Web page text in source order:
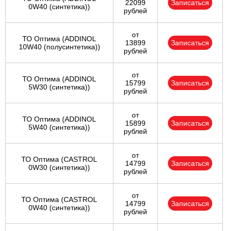
0W40 (синтетика))
22099
рублей
Записаться
ТО Оптима (ADDINOL
10W40 (полусинтетика))
от
13899
рублей
Записаться
ТО Оптима (ADDINOL
5W30 (синтетика))
от
15799
рублей
Записаться
ТО Оптима (ADDINOL
5W40 (синтетика))
от
15899
рублей
Записаться
ТО Оптима (CASTROL
0W30 (синтетика))
от
14799
рублей
Записаться
ТО Оптима (CASTROL
0W40 (синтетика))
от
14799
рублей
Записаться